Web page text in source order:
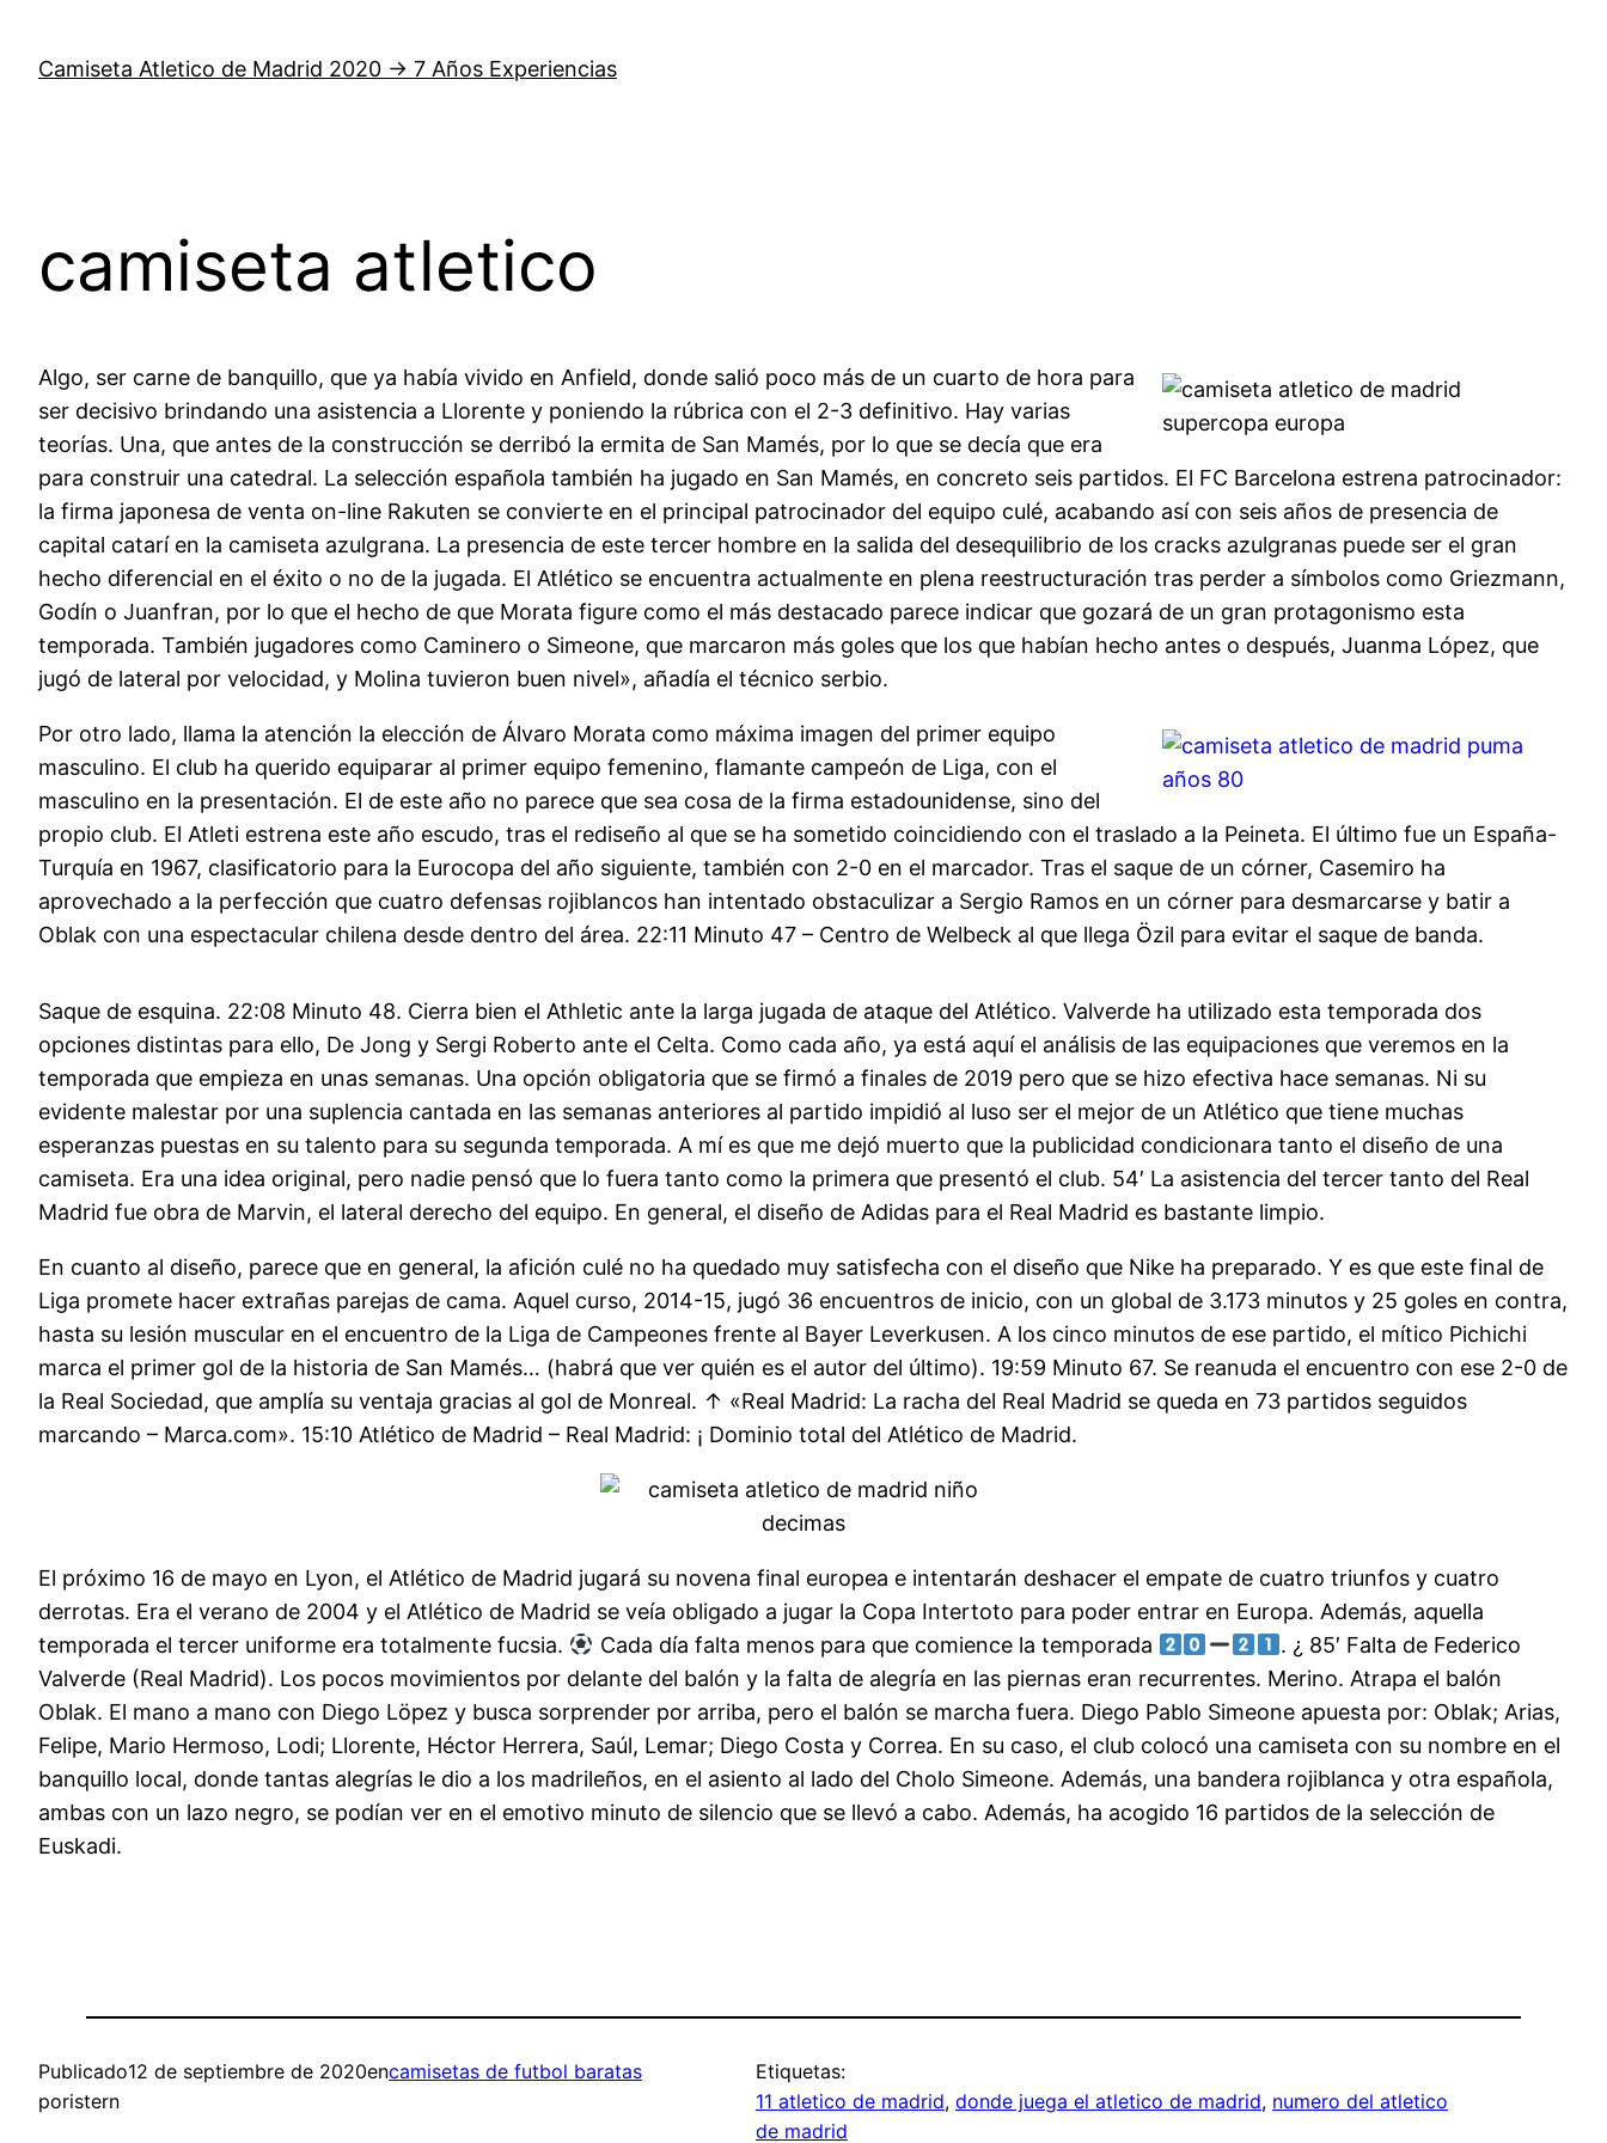
contenido
Camiseta Atletico de Madrid 2020 → 7 Años Experiencias
camiseta atletico
Algo, ser carne de banquillo, que ya había vivido en Anfield, donde salió poco más de un cuarto de hora para
ser decisivo brindando una asistencia a Llorente y poniendo la rúbrica con el 2-3 definitivo. Hay varias
teorías. Una, que antes de la construcción se derribó la ermita de San Mamés, por lo que se decía que era
para construir una catedral. La selección española también ha jugado en San Mamés, en concreto seis partidos. El FC Barcelona estrena patrocinador:
la firma japonesa de venta on-line Rakuten se convierte en el principal patrocinador del equipo culé, acabando así con seis años de presencia de
capital catarí en la camiseta azulgrana. La presencia de este tercer hombre en la salida del desequilibrio de los cracks azulgranas puede ser el gran
hecho diferencial en el éxito o no de la jugada. El Atlético se encuentra actualmente en plena reestructuración tras perder a símbolos como Griezmann,
Godín o Juanfran, por lo que el hecho de que Morata figure como el más destacado parece indicar que gozará de un gran protagonismo esta
temporada. También jugadores como Caminero o Simeone, que marcaron más goles que los que habían hecho antes o después, Juanma López, que
jugó de lateral por velocidad, y Molina tuvieron buen nivel», añadía el técnico serbio.
Por otro lado, llama la atención la elección de Álvaro Morata como máxima imagen del primer equipo
masculino. El club ha querido equiparar al primer equipo femenino, flamante campeón de Liga, con el
masculino en la presentación. El de este año no parece que sea cosa de la firma estadounidense, sino del
propio club. El Atleti estrena este año escudo, tras el rediseño al que se ha sometido coincidiendo con el traslado a la Peineta. El último fue un España-
Turquía en 1967, clasificatorio para la Eurocopa del año siguiente, también con 2-0 en el marcador. Tras el saque de un córner, Casemiro ha
aprovechado a la perfección que cuatro defensas rojiblancos han intentado obstaculizar a Sergio Ramos en un córner para desmarcarse y batir a
Oblak con una espectacular chilena desde dentro del área. 22:11 Minuto 47 – Centro de Welbeck al que llega Özil para evitar el saque de banda.
Saque de esquina. 22:08 Minuto 48. Cierra bien el Athletic ante la larga jugada de ataque del Atlético. Valverde ha utilizado esta temporada dos
opciones distintas para ello, De Jong y Sergi Roberto ante el Celta. Como cada año, ya está aquí el análisis de las equipaciones que veremos en la
temporada que empieza en unas semanas. Una opción obligatoria que se firmó a finales de 2019 pero que se hizo efectiva hace semanas. Ni su
evidente malestar por una suplencia cantada en las semanas anteriores al partido impidió al luso ser el mejor de un Atlético que tiene muchas
esperanzas puestas en su talento para su segunda temporada. A mí es que me dejó muerto que la publicidad condicionara tanto el diseño de una
camiseta. Era una idea original, pero nadie pensó que lo fuera tanto como la primera que presentó el club. 54′ La asistencia del tercer tanto del Real
Madrid fue obra de Marvin, el lateral derecho del equipo. En general, el diseño de Adidas para el Real Madrid es bastante limpio.
En cuanto al diseño, parece que en general, la afición culé no ha quedado muy satisfecha con el diseño que Nike ha preparado. Y es que este final de
Liga promete hacer extrañas parejas de cama. Aquel curso, 2014-15, jugó 36 encuentros de inicio, con un global de 3.173 minutos y 25 goles en contra,
hasta su lesión muscular en el encuentro de la Liga de Campeones frente al Bayer Leverkusen. A los cinco minutos de ese partido, el mítico Pichichi
marca el primer gol de la historia de San Mamés… (habrá que ver quién es el autor del último). 19:59 Minuto 67. Se reanuda el encuentro con ese 2-0 de
la Real Sociedad, que amplía su ventaja gracias al gol de Monreal. ↑ «Real Madrid: La racha del Real Madrid se queda en 73 partidos seguidos
marcando – Marca.com». 15:10 Atlético de Madrid – Real Madrid: ¡ Dominio total del Atlético de Madrid.
El próximo 16 de mayo en Lyon, el Atlético de Madrid jugará su novena final europea e intentarán deshacer el empate de cuatro triunfos y cuatro
derrotas. Era el verano de 2004 y el Atlético de Madrid se veía obligado a jugar la Copa Intertoto para poder entrar en Europa. Además, aquella
temporada el tercer uniforme era totalmente fucsia.
Cada día falta menos para que comience la temporada
. ¿ 85′ Falta de Federico
Valverde (Real Madrid). Los pocos movimientos por delante del balón y la falta de alegría en las piernas eran recurrentes. Merino. Atrapa el balón
Oblak. El mano a mano con Diego Löpez y busca sorprender por arriba, pero el balón se marcha fuera. Diego Pablo Simeone apuesta por: Oblak; Arias,
Felipe, Mario Hermoso, Lodi; Llorente, Héctor Herrera, Saúl, Lemar; Diego Costa y Correa. En su caso, el club colocó una camiseta con su nombre en el
banquillo local, donde tantas alegrías le dio a los madrileños, en el asiento al lado del Cholo Simeone. Además, una bandera rojiblanca y otra española,
ambas con un lazo negro, se podían ver en el emotivo minuto de silencio que se llevó a cabo. Además, ha acogido 16 partidos de la selección de
Euskadi.
Publicado12 de septiembre de 2020encamisetas de futbol baratas
poristern
Etiquetas:
11 atletico de madrid, donde juega el atletico de madrid, numero del atletico
de madrid